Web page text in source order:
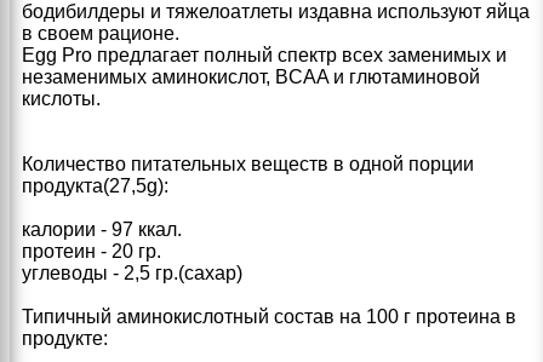
бодибилдеры и тяжелоатлеты издавна используют яйца
в своем рационе.
Egg Pro предлагает полный спектр всех заменимых и
незаменимых аминокислот, BCAA и глютаминовой
кислоты.
Количество питательных веществ в одной порции
продукта(27,5g):
калории - 97 ккал.
протеин - 20 гр.
углеводы - 2,5 гр.(сахар)
Типичный аминокислотный состав на 100 г протеина в
продукте: